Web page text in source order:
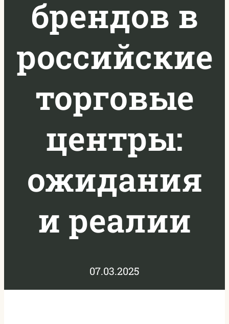
брендов в
российские
торговые
центры:
ожидания
и реалии
07.03.2025